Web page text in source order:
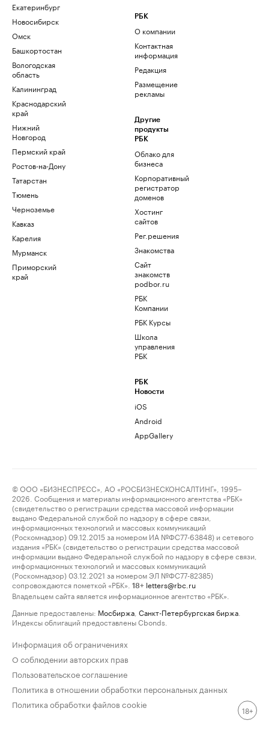
Екатеринбург
Новосибирск
Омск
Башкортостан
Вологодская
область
Калининград
Краснодарский
край
Нижний
Новгород
Пермский край
Ростов-на-Дону
Татарстан
Тюмень
Черноземье
Кавказ
Карелия
Мурманск
Приморский
край
РБК
О компании
Контактная
информация
Редакция
Размещение
рекламы
Другие
продукты
РБК
Облако для
бизнеса
Корпоративный
регистратор
доменов
Хостинг
сайтов
Рег.решения
Знакомства
Сайт
знакомств
podbor.ru
РБК
Компании
РБК Курсы
Школа
управления
РБК
РБК
Новости
iOS
Android
AppGallery
© ООО «БИЗНЕСПРЕСС», АО «РОСБИЗНЕСКОНСАЛТИНГ», 1995–
2026. Сообщения и материалы информационного агентства «РБК»
(свидетельство о регистрации средства массовой информации
выдано Федеральной службой по надзору в сфере связи,
информационных технологий и массовых коммуникаций
(Роскомнадзор) 09.12.2015 за номером ИА №ФС77-63848) и сетевого
издания «РБК» (свидетельство о регистрации средства массовой
информации выдано Федеральной службой по надзору в сфере связи,
информационных технологий и массовых коммуникаций
(Роскомнадзор) 03.12.2021 за номером ЭЛ №ФС77-82385)
сопровождаются пометкой «РБК».
18+ letters@rbc.ru
Владельцем сайта является информационное агентство «РБК».
Данные предоставлены: Мосбиржа Санкт-Петербургская биржа
Индексы облигаций предоставлены Cbonds.
Информация об ограничениях
О соблюдении авторских прав
Пользовательское соглашение
Политика в отношении обработки персональных данных
Политика обработки файлов cookie
18+